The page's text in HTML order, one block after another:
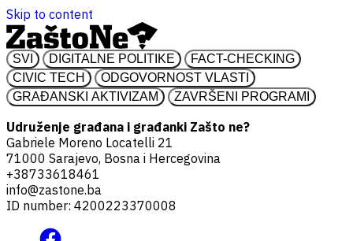
Skip to content
SVI DIGITALNE POLITIKE
FACT-CHECKING
CIVIC TECH
ODGOVORNOST VLASTI
GRAĐANSKI AKTIVIZAM
ZAVRŠENI PROGRAMI
Udruženje građana i građanki Zašto ne?
Gabriele Moreno Locatelli 21
71000 Sarajevo, Bosna i Hercegovina
+38733618461
info@zastone.ba
ID number: 4200223370008